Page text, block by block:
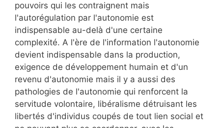
pouvoirs qui les contraignent mais
l'autorégulation par l'autonomie est
indispensable au-delà d'une certaine
complexité. A l'ère de l'information l'autonomie
devient indispensable dans la production,
exigence de développement humain et d'un
revenu d'autonomie mais il y a aussi des
pathologies de l'autonomie qui renforcent la
servitude volontaire, libéralisme détruisant les
libertés d'individus coupés de tout lien social et